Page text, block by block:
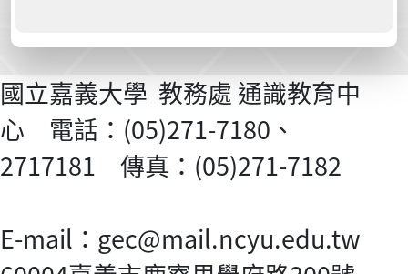
國立嘉義大學 教務處 通識教育中
心 電話：(05)271-7180、
2717181 傳真：(05)271-7182
E-mail：gec@mail.ncyu.edu.tw